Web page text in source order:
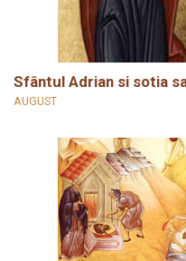
Sfântul Adrian si sotia
AUGUST